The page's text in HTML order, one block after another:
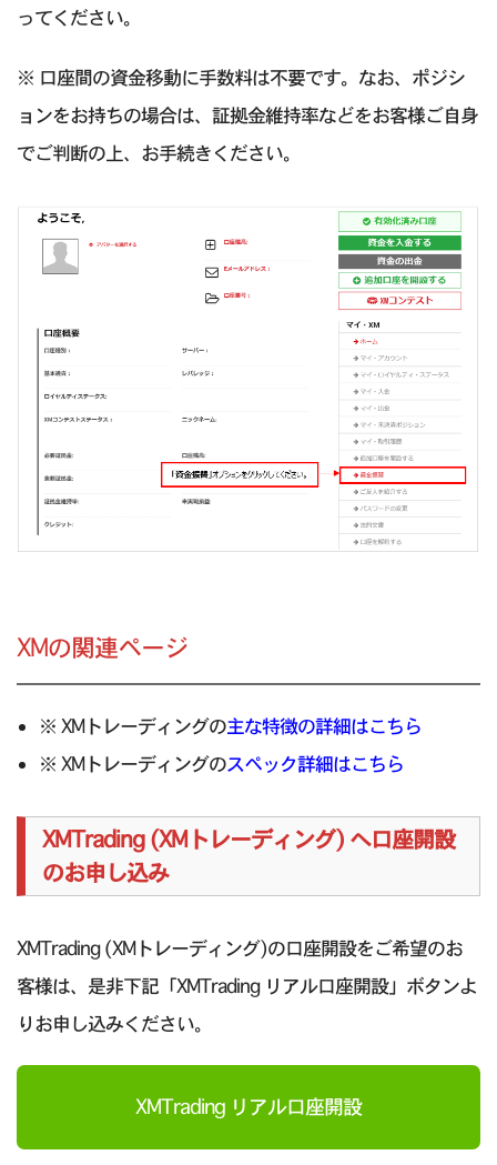
ってください。
※ 口座間の資金移動に手数料は不要です。なお、ポジシ
ョンをお持ちの場合は、証拠金維持率などをお客様ご自身
でご判断の上、お手続きください。
XMの関連ページ
※ XMトレーディングの主な特徴の詳細はこちら
※ XMトレーディングのスペック詳細はこちら
XMTrading (XMトレーディング) へ口座開設
のお申し込み
XMTrading (XMトレーディング)の口座開設をご希望のお
客様は、是非下記「XMTrading リアル口座開設」ボタンよ
りお申し込みください。
XMTrading リアル口座開設